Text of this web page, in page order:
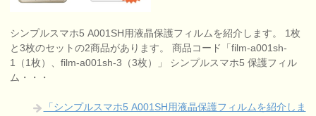
シンプルスマホ5 A001SH用液晶保護フィルムを紹介します。 1枚
と3枚のセットの2商品があります。 商品コード「film-a001sh-
1（1枚）、film-a001sh-3（3枚）」 シンプルスマホ5 保護フィル
ム・・・
「シンプルスマホ5 A001SH用液晶保護フィルムを紹介しま